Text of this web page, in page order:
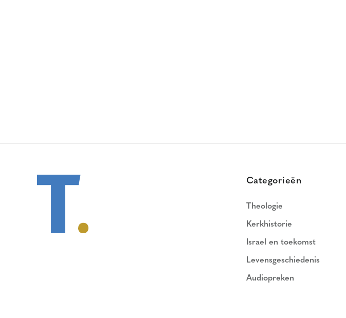
Categorieën
Theologie
Kerkhistorie
Israel en toekomst
Levensgeschiedenis
Audiopreken